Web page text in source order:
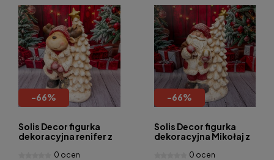
-66%
Solis Decor figurka
dekoracyjna renifer z
0 ocen
-66%
Solis Decor figurka
dekoracyjna Mikołaj z
0 ocen